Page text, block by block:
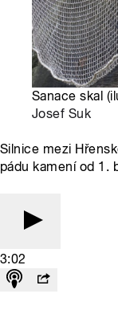
Sanace skal
Josef Suk
Silnice mezi
pádu kamení od 1.
3:02